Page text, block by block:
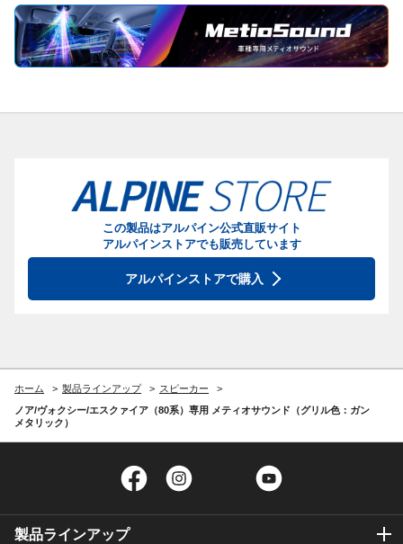
この製品はアルパイン公式直販サイト
アルパインストアでも販売しています
アルパインストアで購入
ホーム 製品ラインアップ
スピーカー
ノア/ヴォクシー/エスクァイア（80系）専用 メティオサウンド（グリル色：ガン
メタリック）
Facebook Twitter
製品ラインアップ